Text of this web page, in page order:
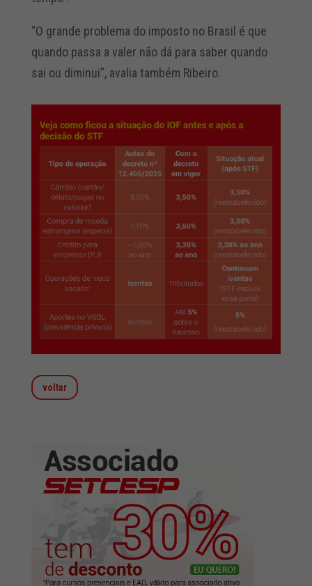
“O grande problema do imposto no Brasil é que
quando passa a valer não dá para saber quando
sai ou diminui”, avalia também Ribeiro.
voltar